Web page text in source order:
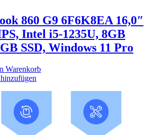
860 G9 6F6K8EA 16,0″
Intel i5-1235U, 8GB
SSD, Windows 11 Pro
Warenkorb